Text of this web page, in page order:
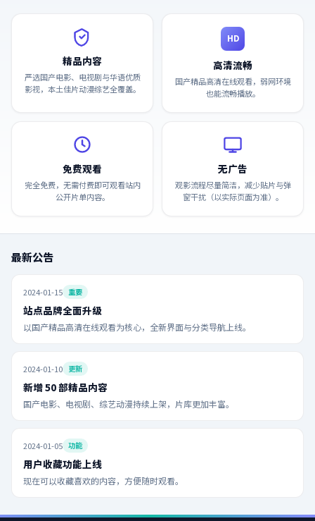
精品内容
严选国产电影、电视剧与华语优质
影视，本土佳片动漫综艺全覆盖。
HD
高清流畅
国产精品高清在线观看，弱网环境
也能流畅播放。
免费观看
完全免费，无需付费即可观看站内
公开片单内容。
无广告
观影流程尽量简洁，减少贴片与弹
窗干扰（以实际页面为准）。
最新公告
2024-01-15 重要
站点品牌全面升级
以国产精品高清在线观看为核心，全新界面与分类导航上线。
2024-01-10 更新
新增 50 部精品内容
国产电影、电视剧、综艺动漫持续上架，片库更加丰富。
2024-01-05 功能
用户收藏功能上线
现在可以收藏喜欢的内容，方便随时观看。